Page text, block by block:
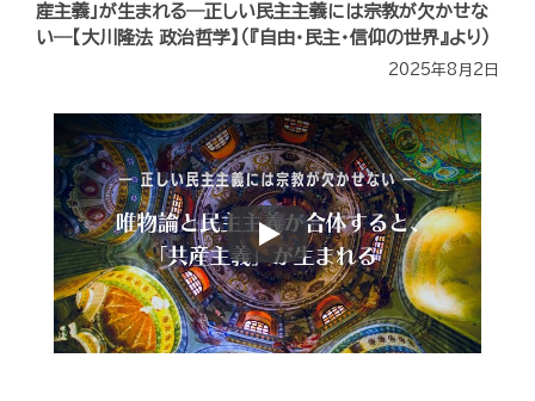
産主義」が生まれる―正しい民主主義には宗教が欠かせな
い―【大川隆法 政治哲学】（『自由・民主・信仰の世界』より）
2025年8月2日
Play